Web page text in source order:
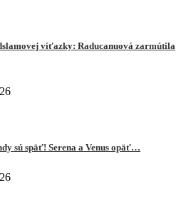
víťazky: Raducanuová zarmútila
sú späť! Serena a Venus opäť…